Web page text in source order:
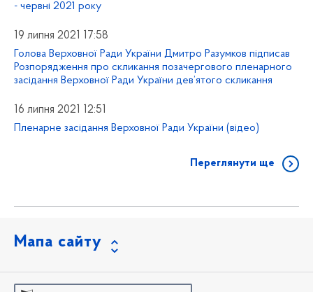
- червні 2021 року
19 липня 2021 17:58
Голова Верховної Ради України Дмитро Разумков підписав
Розпорядження про скликання позачергового пленарного
засідання Верховної Ради України дев’ятого скликання
16 липня 2021 12:51
Пленарне засідання Верховної Ради України (відео)
Переглянути ще
Мапа сайту